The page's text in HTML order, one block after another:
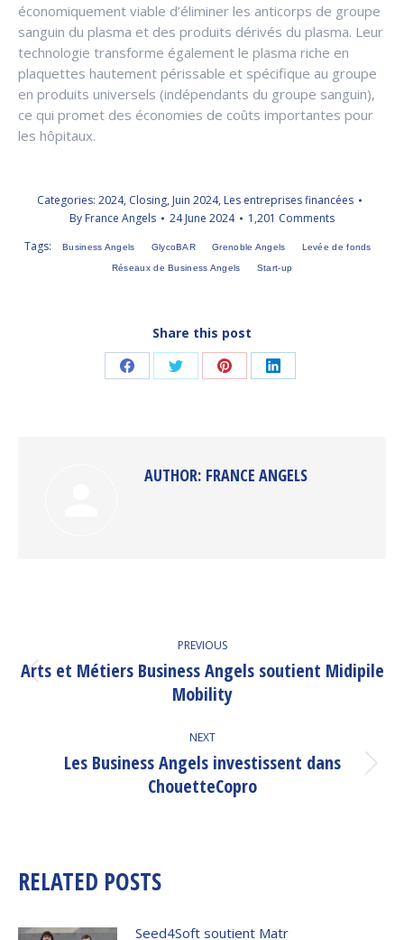
économiquement viable d’éliminer les anticorps de groupe
sanguin du plasma et des produits dérivés du plasma. Leur
technologie transforme également le plasma riche en
plaquettes hautement périssable et spécifique au groupe
en produits universels (indépendants du groupe sanguin),
ce qui promet des économies de coûts importantes pour
les hôpitaux.
Categories: 2024, Closing, Juin 2024, Les entreprises financées
By France Angels 24 June 2024
1,201 Comments
Tags:
Business Angels GlycoBAR Grenoble Angels Levée de fonds
Réseaux de Business Angels Start-up
Share this post
Share Share Share Share
AUTHOR: FRANCE ANGELS
NAVIGATION
PREVIOUS
Previous
post:
Arts et Métiers Business Angels soutient Midipile
Mobility
NEXT
Next
post:
Les Business Angels investissent dans
ChouetteCopro
RELATED POSTS
Seed4Soft soutient Matr